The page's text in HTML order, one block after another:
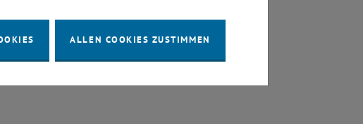
Vorgaben)
ALLEN COOKIES ZUSTIMMEN